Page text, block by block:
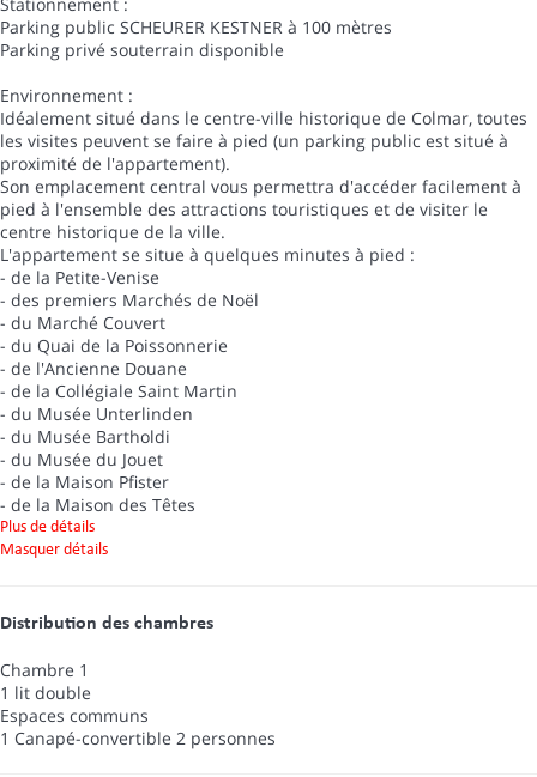
Parking public SCHEURER KESTNER à 100 mètres
Parking privé souterrain disponible
Environnement :
Idéalement situé dans le centre-ville historique de Colmar, toutes
les visites peuvent se faire à pied (un parking public est situé à
proximité de l'appartement).
Son emplacement central vous permettra d'accéder facilement à
pied à l'ensemble des attractions touristiques et de visiter le
centre historique de la ville.
L'appartement se situe à quelques minutes à pied :
- de la Petite-Venise
- des premiers Marchés de Noël
- du Marché Couvert
- du Quai de la Poissonnerie
- de l'Ancienne Douane
- de la Collégiale Saint Martin
- du Musée Unterlinden
- du Musée Bartholdi
- du Musée du Jouet
- de la Maison Pfister
- de la Maison des Têtes
Plus de détails
Masquer détails
Distribution des chambres
Chambre 1
1 lit double
Espaces communs
1 Canapé-convertible 2 personnes